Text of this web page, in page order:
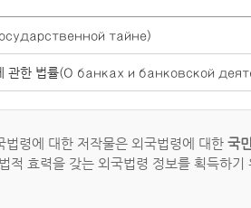
тайне)
관한 법률(О банках и банковской
령에 대한 저작물은 외국법령에 대한 국
법적 효력을 갖는 외국법령 정보를 획득하